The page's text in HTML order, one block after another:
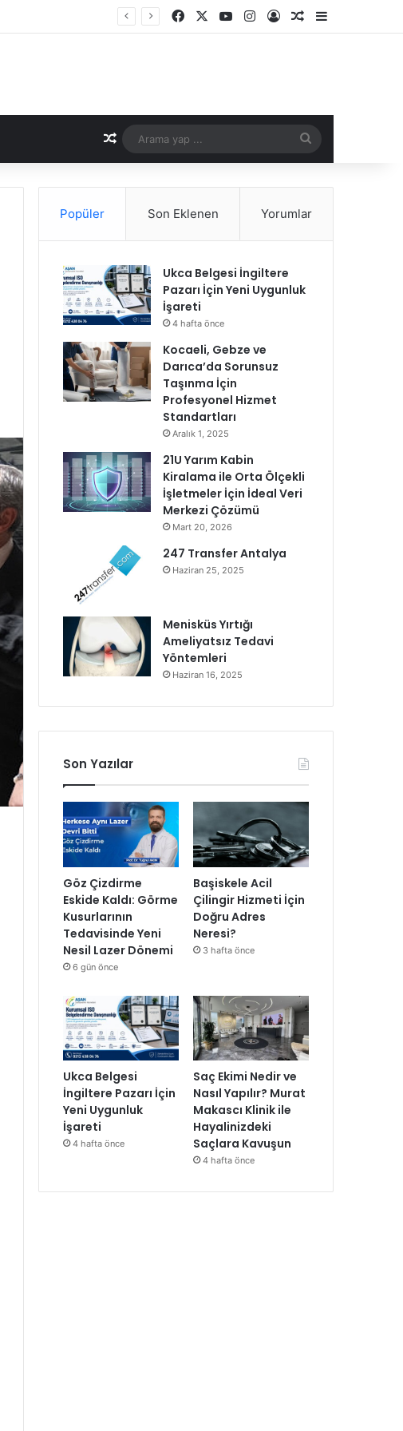
Facebook YouTubeInstagramKayıt OlRastgele Makale
Rastgele Makale
yap
Popüler Son Eklenen Yorumlar
Ukca Belgesi İngiltere
Pazarı İçin Yeni Uygunluk
İşareti
4 hafta önce
Kocaeli, Gebze ve
Darıca’da Sorunsuz
Taşınma İçin
Profesyonel Hizmet
Standartları
Aralık 1, 2025
21U Yarım Kabin
Kiralama ile Orta Ölçekli
İşletmeler İçin İdeal Veri
Merkezi Çözümü
Mart 20, 2026
247 Transfer Antalya
Haziran 25, 2025
Menisküs Yırtığı
Ameliyatsız Tedavi
Yöntemleri
Haziran 16, 2025
Son Yazılar
Göz Çizdirme
Eskide Kaldı: Görme
Kusurlarının
Tedavisinde Yeni
Nesil Lazer Dönemi
6 gün önce
Başiskele Acil
Çilingir Hizmeti İçin
Doğru Adres
Neresi?
3 hafta önce
Ukca Belgesi
İngiltere Pazarı İçin
Yeni Uygunluk
İşareti
4 hafta önce
Saç Ekimi Nedir ve
Nasıl Yapılır? Murat
Makascı Klinik ile
Hayalinizdeki
Saçlara Kavuşun
4 hafta önce